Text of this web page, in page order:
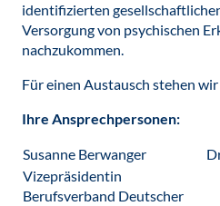
identifizierten
Versorgung von psychischen
nachzukommen.
Für einen Austausch stehen
Ihre Ansprechpersonen:
Susanne Berwanger
Vizepräsidentin
Berufsverband Deutscher